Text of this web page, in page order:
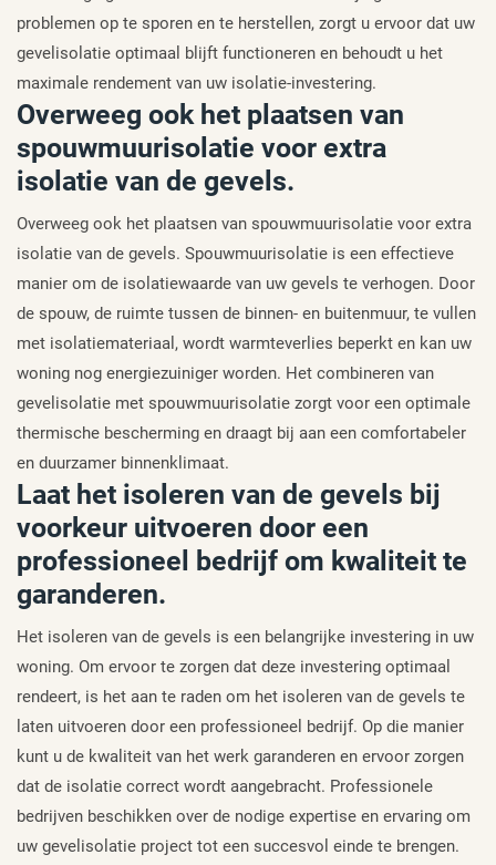
problemen op te sporen en te herstellen, zorgt u ervoor dat uw
gevelisolatie optimaal blijft functioneren en behoudt u het
maximale rendement van uw isolatie-investering.
Overweeg ook het plaatsen van
spouwmuurisolatie voor extra
isolatie van de gevels.
Overweeg ook het plaatsen van spouwmuurisolatie voor extra
isolatie van de gevels. Spouwmuurisolatie is een effectieve
manier om de isolatiewaarde van uw gevels te verhogen. Door
de spouw, de ruimte tussen de binnen- en buitenmuur, te vullen
met isolatiemateriaal, wordt warmteverlies beperkt en kan uw
woning nog energiezuiniger worden. Het combineren van
gevelisolatie met spouwmuurisolatie zorgt voor een optimale
thermische bescherming en draagt bij aan een comfortabeler
en duurzamer binnenklimaat.
Laat het isoleren van de gevels bij
voorkeur uitvoeren door een
professioneel bedrijf om kwaliteit te
garanderen.
Het isoleren van de gevels is een belangrijke investering in uw
woning. Om ervoor te zorgen dat deze investering optimaal
rendeert, is het aan te raden om het isoleren van de gevels te
laten uitvoeren door een professioneel bedrijf. Op die manier
kunt u de kwaliteit van het werk garanderen en ervoor zorgen
dat de isolatie correct wordt aangebracht. Professionele
bedrijven beschikken over de nodige expertise en ervaring om
uw gevelisolatie project tot een succesvol einde te brengen.